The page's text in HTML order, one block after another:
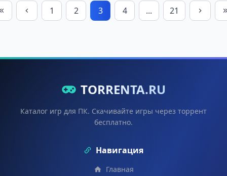
1 2 3 4 ... 21
TORRENTA.RU
Каталог игр для ПК. Скачивайте игры через торрент
бесплатно.
Навигация
Главная